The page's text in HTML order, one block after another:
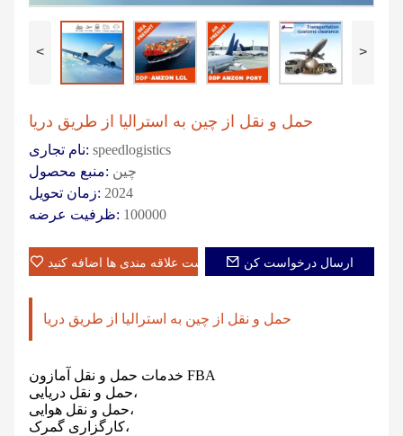
< >
حمل و نقل از چین به استرالیا از طریق دریا
نام تجاری: speedlogistics
منبع محصول: چین
زمان تحویل: 2024
ظرفیت عرضه: 100000
به لیست علاقه مندی ها اضافه کنید ارسال درخواست کن
حمل و نقل از چین به استرالیا از طریق دریا
خدمات حمل و نقل آمازون FBA
حمل و نقل دریایی،
حمل و نقل هوایی،
کارگزاری گمرک،